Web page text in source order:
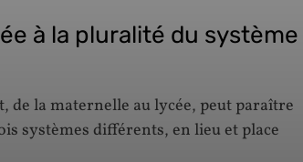
à la pluralité du système
de la maternelle au lycée, peut paraître
systèmes différents, en lieu et place